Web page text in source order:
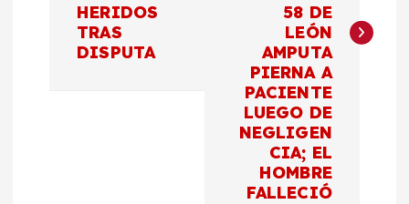
HERIDOS
TRAS
DISPUTA
58 DE
LEÓN
AMPUTA
PIERNA A
PACIENTE
LUEGO DE
NEGLIGEN
CIA; EL
HOMBRE
FALLECIÓ